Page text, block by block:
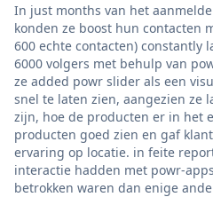
In just months van het
konden ze boost hun contacten
600 echte contacten) constantly
6000 volgers met behulp van
ze added powr slider als een
snel te laten zien, aangezien ze
zijn, hoe de producten er in het
producten goed zien en gaf
ervaring op locatie. in feite
interactie hadden met powr-
betrokken waren dan enige